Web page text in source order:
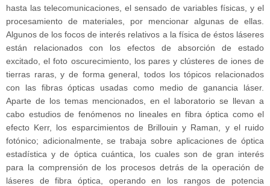
hasta las telecomunicaciones, el sensado de variables físicas, y el
procesamiento de materiales, por mencionar algunas de ellas.
Algunos de los focos de interés relativos a la física de éstos láseres
están relacionados con los efectos de absorción de estado
excitado, el foto oscurecimiento, los pares y clústeres de iones de
tierras raras, y de forma general, todos los tópicos relacionados
con las fibras ópticas usadas como medio de ganancia láser.
Aparte de los temas mencionados, en el laboratorio se llevan a
cabo estudios de fenómenos no lineales en fibra óptica como el
efecto Kerr, los esparcimientos de Brillouin y Raman, y el ruido
fotónico; adicionalmente, se trabaja sobre aplicaciones de óptica
estadística y de óptica cuántica, los cuales son de gran interés
para la comprensión de los procesos detrás de la operación de
láseres de fibra óptica, operando en los rangos de potencia